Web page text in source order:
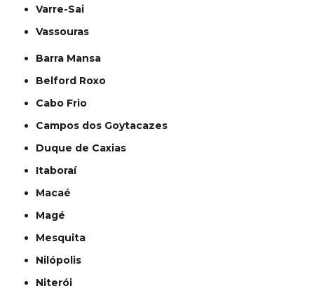
Varre-Sai
Vassouras
Barra Mansa
Belford Roxo
Cabo Frio
Campos dos Goytacazes
Duque de Caxias
Itaboraí
Macaé
Magé
Mesquita
Nilópolis
Niterói